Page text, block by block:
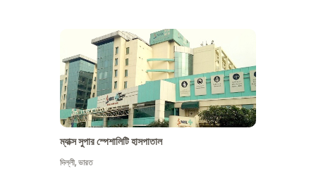
ম্যাক্স সুপার স্পেশালিটি হাসপাতাল
দিল্লী,ভারত